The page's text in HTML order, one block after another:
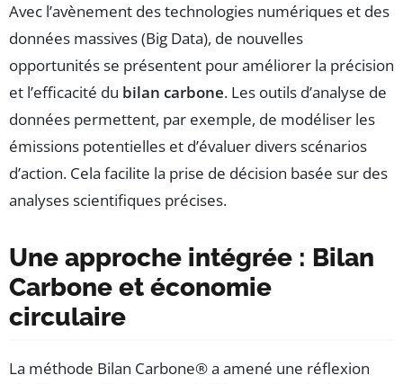
Avec l’avènement des technologies numériques et des
données massives (Big Data), de nouvelles
opportunités se présentent pour améliorer la précision
et l’efficacité du bilan carbone. Les outils d’analyse de
données permettent, par exemple, de modéliser les
émissions potentielles et d’évaluer divers scénarios
d’action. Cela facilite la prise de décision basée sur des
analyses scientifiques précises.
Une approche intégrée : Bilan
Carbone et économie
circulaire
La méthode Bilan Carbone® a amené une réflexion